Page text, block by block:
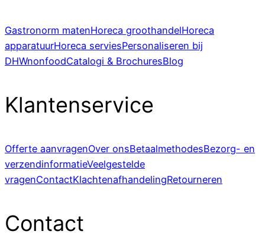
Gastronorm matenHoreca groothandelHoreca
apparatuurHoreca serviesPersonaliseren bij
DHWnonfoodCatalogi & BrochuresBlog
Klantenservice
Offerte aanvragenOver onsBetaalmethodesBezorg- en
verzendinformatieVeelgestelde
vragenContactKlachtenafhandelingRetourneren
Contact